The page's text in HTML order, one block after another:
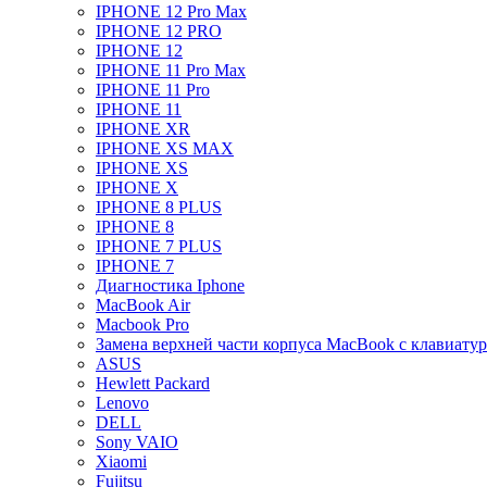
IPHONE 12 Pro Max
IPHONE 12 PRO
IPHONE 12
IPHONE 11 Pro Max
IPHONE 11 Pro
IPHONE 11
IPHONE XR
IPHONE XS MAX
IPHONE XS
IPHONE X
IPHONE 8 PLUS
IPHONE 8
IPHONE 7 PLUS
IPHONE 7
Диагностика Iphone
MacBook Air
Macbook Pro
Замена верхней части корпуса MacBook с
ASUS
Hewlett Packard
Lenovo
DELL
Sony VAIO
Xiaomi
Fujitsu